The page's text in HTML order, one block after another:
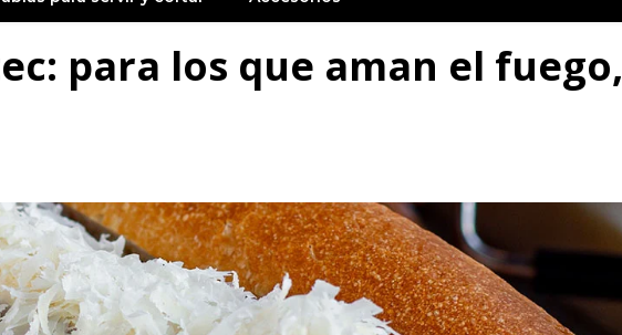
para los que aman el